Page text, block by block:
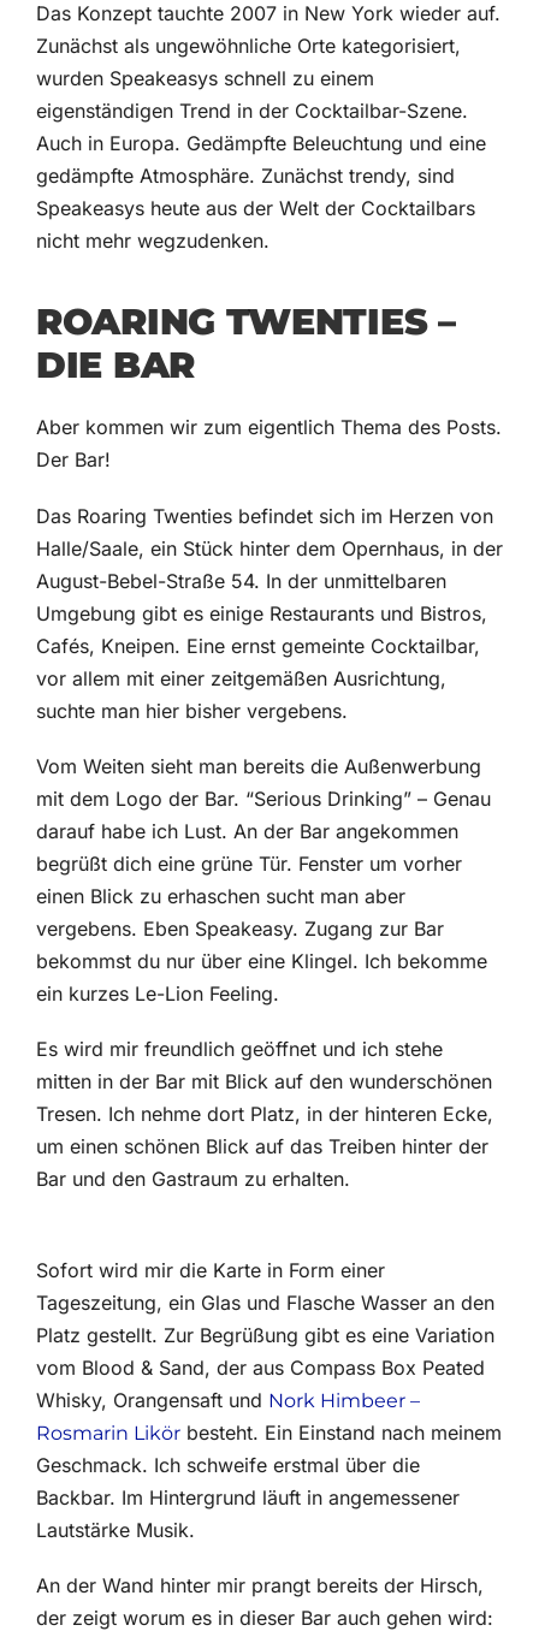
Das Konzept tauchte 2007 in New York wieder auf.
Zunächst als ungewöhnliche Orte kategorisiert,
wurden Speakeasys schnell zu einem
eigenständigen Trend in der Cocktailbar-Szene.
Auch in Europa. Gedämpfte Beleuchtung und eine
gedämpfte Atmosphäre. Zunächst trendy, sind
Speakeasys heute aus der Welt der Cocktailbars
nicht mehr wegzudenken.
ROARING TWENTIES –
DIE BAR
Aber kommen wir zum eigentlich Thema des Posts.
Der Bar!
Das Roaring Twenties befindet sich im Herzen von
Halle/Saale, ein Stück hinter dem Opernhaus, in der
August-Bebel-Straße 54. In der unmittelbaren
Umgebung gibt es einige Restaurants und Bistros,
Cafés, Kneipen. Eine ernst gemeinte Cocktailbar,
vor allem mit einer zeitgemäßen Ausrichtung,
suchte man hier bisher vergebens.
Vom Weiten sieht man bereits die Außenwerbung
mit dem Logo der Bar. “Serious Drinking” – Genau
darauf habe ich Lust. An der Bar angekommen
begrüßt dich eine grüne Tür. Fenster um vorher
einen Blick zu erhaschen sucht man aber
vergebens. Eben Speakeasy. Zugang zur Bar
bekommst du nur über eine Klingel. Ich bekomme
ein kurzes Le-Lion Feeling.
Es wird mir freundlich geöffnet und ich stehe
mitten in der Bar mit Blick auf den wunderschönen
Tresen. Ich nehme dort Platz, in der hinteren Ecke,
um einen schönen Blick auf das Treiben hinter der
Bar und den Gastraum zu erhalten.
Sofort wird mir die Karte in Form einer
Tageszeitung, ein Glas und Flasche Wasser an den
Platz gestellt. Zur Begrüßung gibt es eine Variation
vom Blood & Sand, der aus Compass Box Peated
Whisky, Orangensaft und Nork Himbeer –
Rosmarin Likör besteht. Ein Einstand nach meinem
Geschmack. Ich schweife erstmal über die
Backbar. Im Hintergrund läuft in angemessener
Lautstärke Musik.
An der Wand hinter mir prangt bereits der Hirsch,
der zeigt worum es in dieser Bar auch gehen wird: